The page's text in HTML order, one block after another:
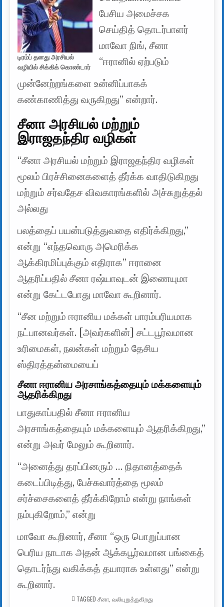
டிரம்ப் தனது அரசியல்
வழியில் சிக்கிக் கொண்டார்
பேசிய அமைச்சக
செய்தித் தொடர்பாளர்
மாவோ நிங், சீனா
“ஈரானில் ஏற்படும்
முன்னேற்றங்களை உன்னிப்பாகக்
கண்காணித்து வருகிறது” என்றார்.
சீனா அரசியல் மற்றும்
இராஜதந்திர வழிகள்
“சீனா அரசியல் மற்றும் இராஜதந்திர வழிகள்
மூலம் பிரச்சினைகளைத் தீர்க்க வாதிடுகிறது
மற்றும் சர்வதேச விவகாரங்களில் அச்சுறுத்தல்
அல்லது
பலத்தைப் பயன்படுத்துவதை எதிர்க்கிறது,”
என்று “எந்தவொரு அமெரிக்க
ஆக்கிரமிப்புக்கும் எதிராக” ஈரானை
ஆதரிப்பதில் சீனா ரஷ்யாவுடன் இணையுமா
என்று கேட்டபோது மாவோ கூறினார்.
“சீன மற்றும் ஈரானிய மக்கள் பாரம்பரியமாக
நட்பானவர்கள். [அவர்களின்] சட்டபூர்வமான
உரிமைகள், நலன்கள் மற்றும் தேசிய
ஸ்திரத்தன்மையைப்
சீனா ஈரானிய அரசாங்கத்தையும் மக்களையும்
ஆதரிக்கிறது
பாதுகாப்பதில் சீனா ஈரானிய
அரசாங்கத்தையும் மக்களையும் ஆதரிக்கிறது,”
என்று அவர் மேலும் கூறினார்.
“அனைத்து தரப்பினரும் … நிதானத்தைக்
கடைப்பிடித்து, பேச்சுவார்த்தை மூலம்
சர்ச்சைகளைத் தீர்க்கிறோம் என்று நாங்கள்
நம்புகிறோம்,” என்று
மாவோ கூறினார், சீனா “ஒரு பொறுப்பான
பெரிய நாடாக அதன் ஆக்கபூர்வமான பங்கைத்
தொடர்ந்து வகிக்கத் தயாராக உள்ளது” என்று
கூறினார்.
TAGGED சீனா, வலியுறுத்துகிறது